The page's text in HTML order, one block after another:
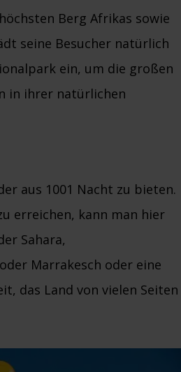
Berg Afrikas sowie
seine Besucher natürlich
ein, um die großen
in ihrer natürlichen
aus 1001 Nacht zu bieten.
erreichen, kann man hier
Sahara,
Marrakesch oder eine
das Land von vielen Seiten